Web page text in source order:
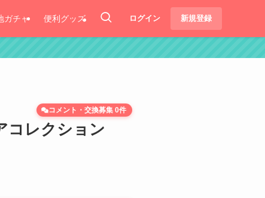
ガチャ 便利グッズ ログイン 新規登録
コレクション
コメント・交換募集 0件